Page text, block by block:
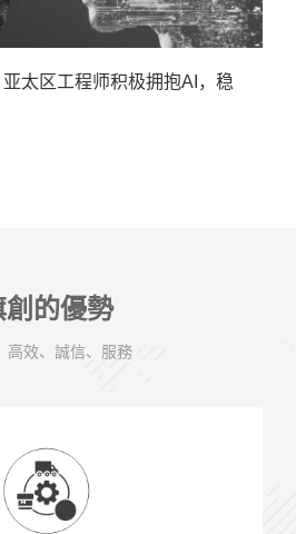
太区工程师积极拥抱AI，稳
創的優勢
高效、誠信、服務